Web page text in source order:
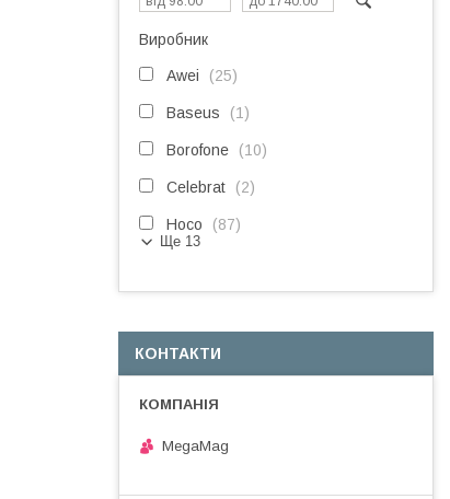
Виробник
Awei 25
Baseus 1
Borofone 10
Celebrat 2
Hoco 87
Ще 13
КОНТАКТИ
MegaMag